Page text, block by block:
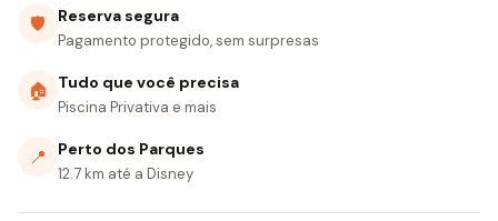
🛡 Reserva segura
Pagamento protegido, sem surpresas
🏠 Tudo que você precisa
Piscina Privativa e mais
📍 Perto dos Parques
12.7 km até a Disney